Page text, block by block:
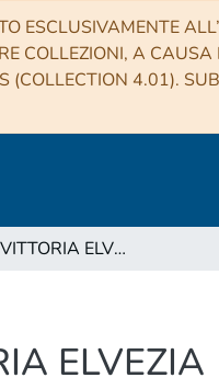
ESCLUSIVAMENTE
COLLEZIONI, A
(COLLECTION 4.01).
GIANOLLI, VITTORIA ELVEZIA
ELVEZIA